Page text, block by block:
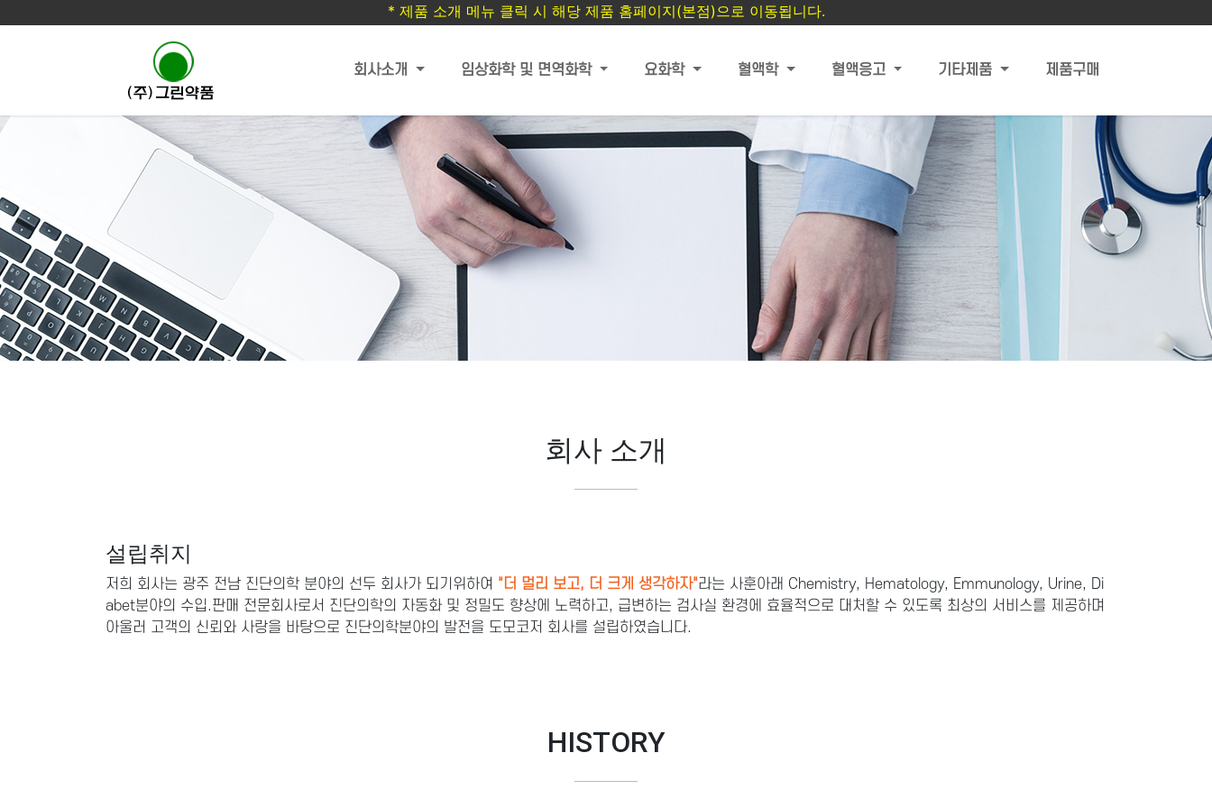
* 제품 소개 메뉴 클릭 시 해당 제품 홈페이지(본점)으로 이동됩니다.
회사소개 임상화학 및 면역화학 요화학 혈액학 혈액응고 기타제품 제품구매
회사 소개
설립취지
저희 회사는 광주 전남 진단의학 분야의 선두 회사가 되기위하여 "더 멀리 보고, 더 크게 생각하자"라는 사훈아래 Chemistry, Hematology, Emmunology, Urine, Di
abet분야의 수입.판매 전문회사로서 진단의학의 자동화 및 정밀도 향상에 노력하고, 급변하는 검사실 환경에 효율적으로 대처할 수 있도록 최상의 서비스를 제공하며
아울러 고객의 신뢰와 사랑을 바탕으로 진단의학분야의 발전을 도모코저 회사를 설립하였습니다.
HISTORY